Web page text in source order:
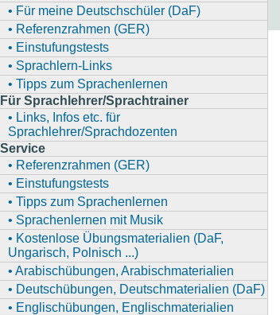
• Für meine Deutschschüler (DaF)
• Referenzrahmen (GER)
• Einstufungstests
• Sprachlern-Links
• Tipps zum Sprachenlernen
Für Sprachlehrer/Sprachtrainer
• Links, Infos etc. für
Sprachlehrer/Sprachdozenten
Service
• Referenzrahmen (GER)
• Einstufungstests
• Tipps zum Sprachenlernen
• Sprachenlernen mit Musik
• Kostenlose Übungsmaterialien (DaF,
Ungarisch, Polnisch ...)
• Arabischübungen, Arabischmaterialien
• Deutschübungen, Deutschmaterialien (DaF)
• Englischübungen, Englischmaterialien